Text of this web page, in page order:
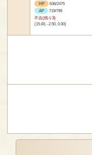
HP
636/2475
AP
719/799
不吉(残り3)
(15.00, -2.50, 0.00)